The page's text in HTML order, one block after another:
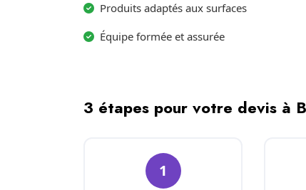
Produits adaptés aux surfaces
Équipe formée et assurée
3 étapes pour votre devis à
1